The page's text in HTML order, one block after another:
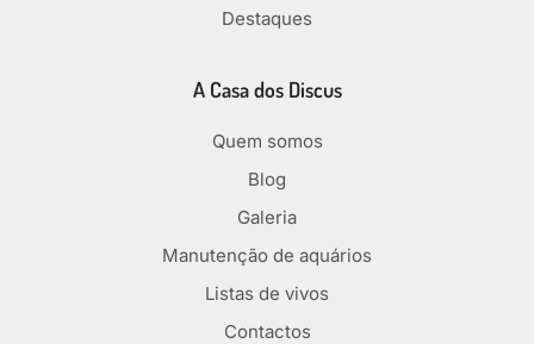
Destaques
A Casa dos Discus
Quem somos
Blog
Galeria
Manutenção de aquários
Listas de vivos
Contactos